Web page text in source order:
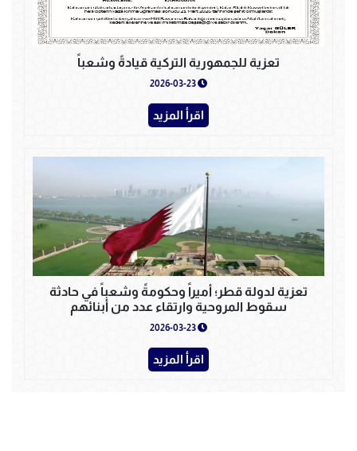
تعزية للجمهورية التركية قيادةً وشعباً
اقرأ المزيد
تعزية لدولة قطر؛ أميراً وحكومةً وشعباً في حادثة
سقوط المروحية وارتقاء عدد من أبنائهم
اقرأ المزيد